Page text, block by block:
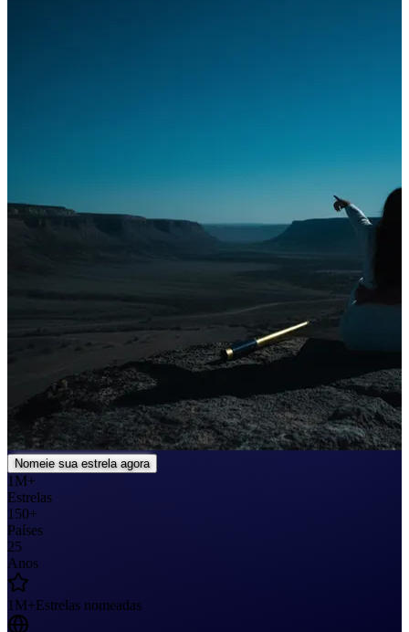
Nomeie sua estrela agora
1M+
Estrelas
150+
Países
25
Anos
1M+Estrelas nomeadas